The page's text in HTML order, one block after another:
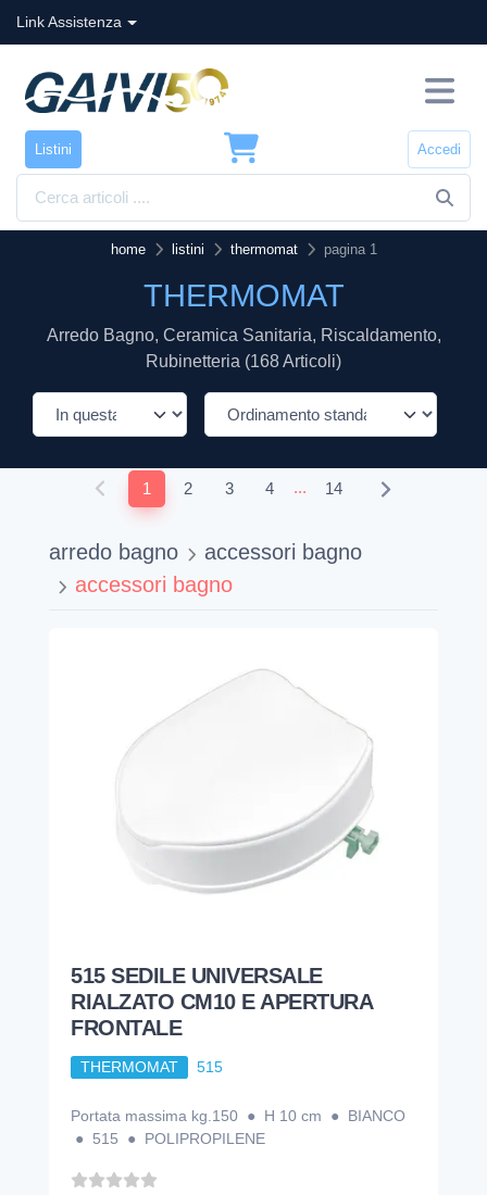
Link Assistenza
Listini Accedi
home listini thermomat pagina 1
THERMOMAT
Arredo Bagno, Ceramica Sanitaria, Riscaldamento,
Rubinetteria (168 Articoli)
1 2 3 4 ... 14
arredo bagno
accessori bagno
accessori bagno
515 SEDILE UNIVERSALE
RIALZATO CM10 E APERTURA
FRONTALE
THERMOMAT 515
Portata massima kg.150 ● H 10 cm ● BIANCO
● 515 ● POLIPROPILENE